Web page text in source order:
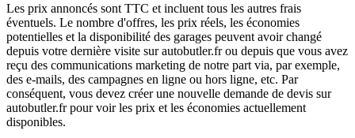
Les prix annoncés sont TTC et incluent tous les autres frais
éventuels. Le nombre d'offres, les prix réels, les économies
potentielles et la disponibilité des garages peuvent avoir changé
depuis votre dernière visite sur autobutler.fr ou depuis que vous avez
reçu des communications marketing de notre part via, par exemple,
des e-mails, des campagnes en ligne ou hors ligne, etc. Par
conséquent, vous devez créer une nouvelle demande de devis sur
autobutler.fr pour voir les prix et les économies actuellement
disponibles.